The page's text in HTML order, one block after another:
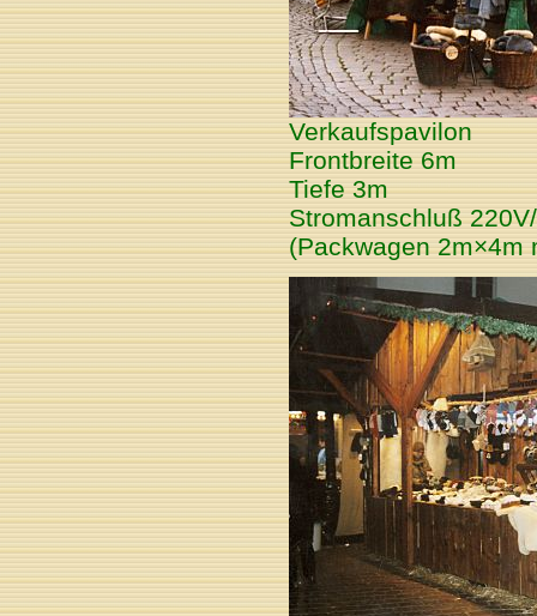
Verkaufspavilon
Frontbreite 6m
Tiefe 3m
Stromanschluß
(Packwagen 2m×4m